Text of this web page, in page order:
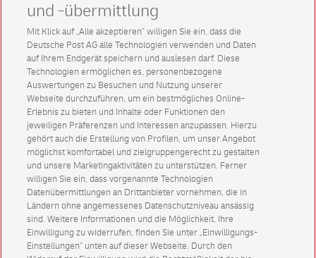
und -übermittlung
Mit Klick auf „Alle akzeptieren” willigen Sie ein, dass die
Deutsche Post AG alle Technologien verwenden und Daten
auf Ihrem Endgerät speichern und auslesen darf. Diese
Technologien ermöglichen es, personenbezogene
Auswertungen zu Besuchen und Nutzung unserer
Webseite durchzuführen, um ein bestmögliches Online-
Erlebnis zu bieten und Inhalte oder Funktionen den
jeweiligen Präferenzen und Interessen anzupassen. Hierzu
gehört auch die Erstellung von Profilen, um unser Angebot
möglichst komfortabel und zielgruppengerecht zu gestalten
und unsere Marketingaktivitäten zu unterstützen. Ferner
willigen Sie ein, dass vorgenannte Technologien
Datenübermittlungen an Drittanbieter vornehmen, die in
Ländern ohne angemessenes Datenschutzniveau ansässig
sind. Weitere Informationen und die Möglichkeit, Ihre
Einwilligung zu widerrufen, finden Sie unter „Einwilligungs-
Einstellungen“ unten auf dieser Webseite. Durch den